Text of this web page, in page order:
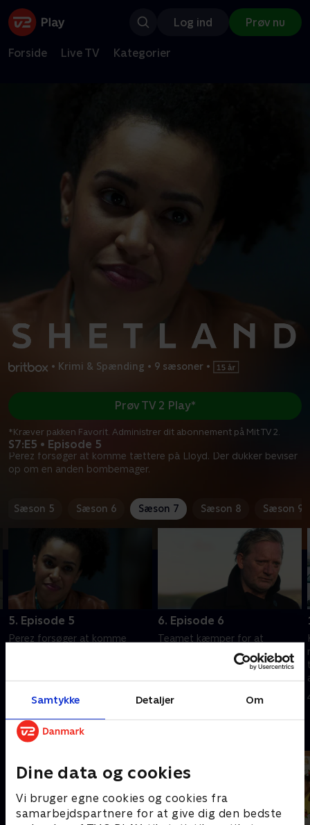
Samtykke Detaljer Om
Dine data og cookies
Vi bruger egne cookies og cookies fra
samarbejdspartnere for at give dig den bedste
Log ind Prøv nu
Forside Live TV Kategorier
• Krimi & Spænding • 9 sæsoner •
S7:E5 • Episode 5
Perez forsøger at komme tættere på Lloyd. Der dukker beviser
op om en anden bombemager.
Prøv TV 2 Play*
*Kræver pakken Favorit. Administrer dit abonnement på Mit TV 2.
Sæson 5 Sæson 6 Sæson 7 Sæson 8 Sæson 9
5. Episode 5
Perez forsøger at komme
3. juli 2024 • 56 min
6. Episode 6
Teamet kæmper for at
identificere morderen og
forhindre, at Lerwick rammes
3. juli 2024 • 55 min
Andre så også